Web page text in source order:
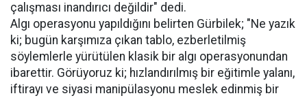
çalışması inandırıcı değildir" dedi.
Algı operasyonu yapıldığını belirten Gürbilek; "Ne yazık
ki; bugün karşımıza çıkan tablo, ezberletilmiş
söylemlerle yürütülen klasik bir algı operasyonundan
ibarettir. Görüyoruz ki; hızlandırılmış bir eğitimle yalanı,
iftirayı ve siyasi manipülasyonu meslek edinmiş bir